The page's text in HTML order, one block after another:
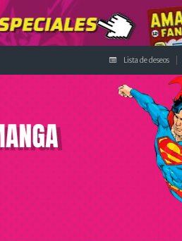
Lista de deseos